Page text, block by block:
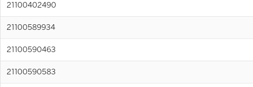
21100402490
21100589934
21100590463
21100590583